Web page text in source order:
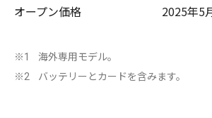
オープン価格 2025年5
※1 海外専用モデル。
※2 バッテリーとカードを含みます。